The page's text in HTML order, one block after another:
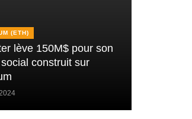
(ETH)
lève 150M$ pour son
construit sur